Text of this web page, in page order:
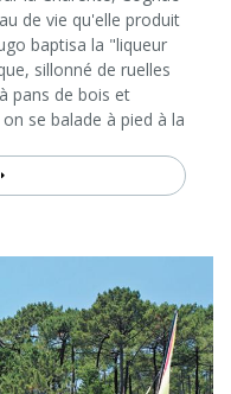
de vie qu'elle produit
baptisa la "liqueur
sillonné de ruelles
pans de bois et
se balade à pied à la
des Récollets, les
à Cognac, c'est
petits airs de